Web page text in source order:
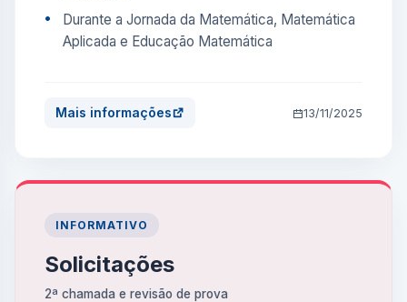
Durante a Jornada da Matemática, Matemática
Aplicada e Educação Matemática
Mais informações 13/11/2025
INFORMATIVO
Solicitações
2ª chamada e revisão de prova